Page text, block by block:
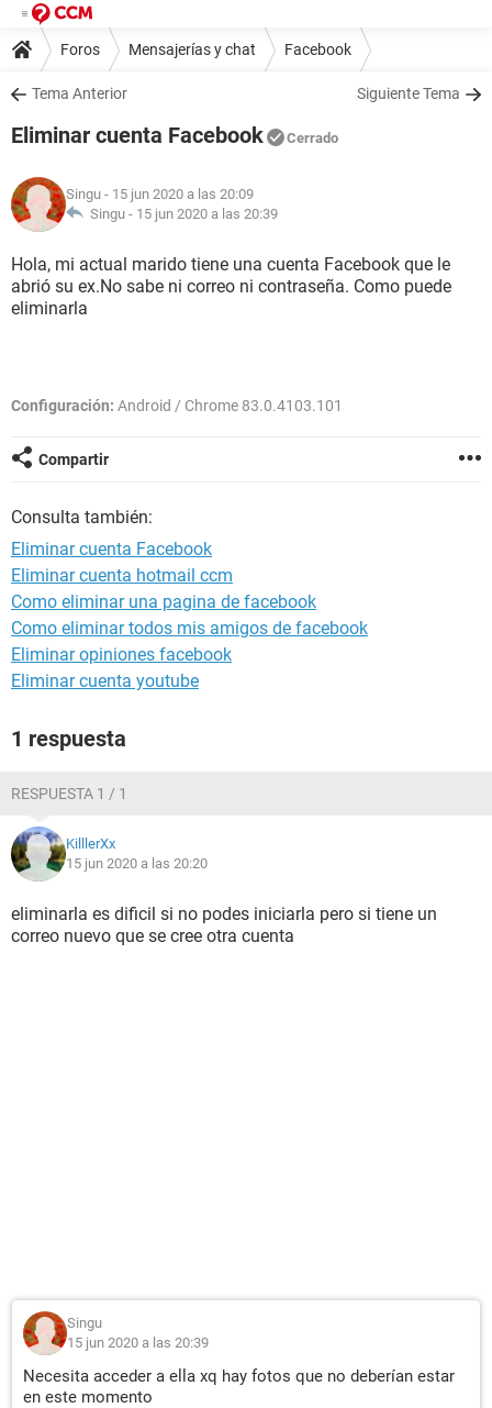
Foros Mensajerías y chat Facebook
Tema Anterior Siguiente Tema
Eliminar cuenta Facebook Cerrado
Singu - 15 jun 2020 a las 20:09
Singu - 15 jun 2020 a las 20:39
Hola, mi actual marido tiene una cuenta Facebook que le
abrió su ex.No sabe ni correo ni contraseña. Como puede
eliminarla
Configuración: Android / Chrome 83.0.4103.101
Compartir
Consulta también:
Eliminar cuenta Facebook
Eliminar cuenta hotmail ccm
Como eliminar una pagina de facebook
Como eliminar todos mis amigos de facebook
Eliminar opiniones facebook
Eliminar cuenta youtube
1 respuesta
RESPUESTA 1 / 1
KilllerXx
15 jun 2020 a las 20:20
eliminarla es dificil si no podes iniciarla pero si tiene un
correo nuevo que se cree otra cuenta
Singu
15 jun 2020 a las 20:39
Necesita acceder a ella xq hay fotos que no deberían estar
en este momento